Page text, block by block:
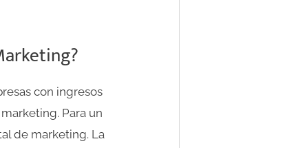
con ingresos
Para un
de marketing. La